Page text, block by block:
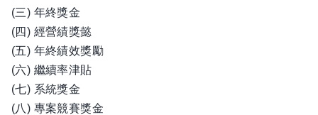
(三) 年終獎金
(四) 經營績獎懿
(五) 年終績效獎勵
(六) 繼續率津貼
(七) 系統獎金
(八) 專案競賽獎金